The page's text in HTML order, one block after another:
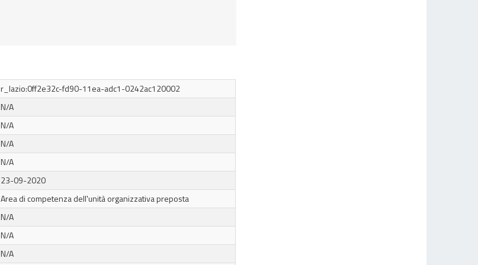
r_lazio:0ff2e32c-fd90-11ea-adc1-0242ac120002
N/A
N/A
N/A
N/A
23-09-2020
Area di competenza dell'unità organizzativa preposta
N/A
N/A
N/A